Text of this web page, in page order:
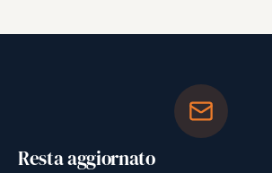
Resta aggiornato